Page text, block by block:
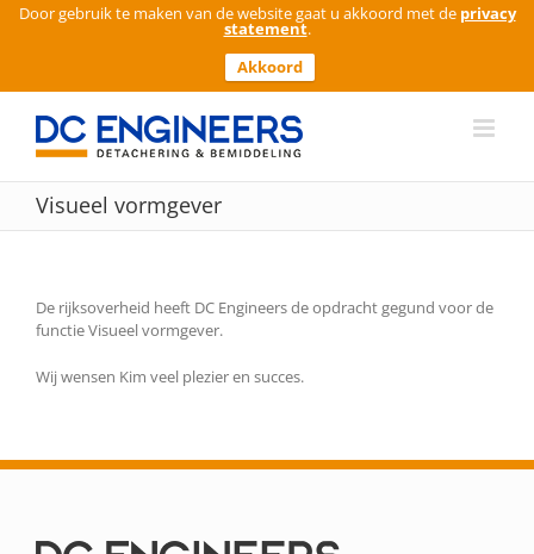
Door gebruik te maken van de website gaat u akkoord met de privacy
statement.
Akkoord
Ga
inhoud
Visueel vormgever
De rijksoverheid heeft DC Engineers de opdracht gegund voor de
functie Visueel vormgever.
Wij wensen Kim veel plezier en succes.